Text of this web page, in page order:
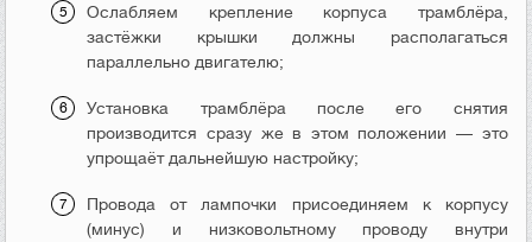
Ослабляем крепление корпуса трамблёра,
застёжки крышки должны располагаться
параллельно двигателю;
Установка трамблёра после его снятия
производится сразу же в этом положении — это
упрощаёт дальнейшую настройку;
Провода от лампочки присоединяем к корпусу
(минус) и низковольтному проводу внутри